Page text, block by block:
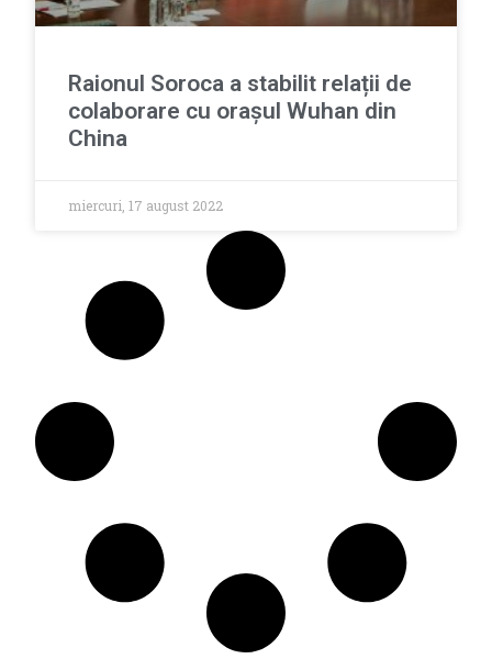
Raionul Soroca a stabilit relații de
colaborare cu orașul Wuhan din
China
miercuri, 17 august 2022